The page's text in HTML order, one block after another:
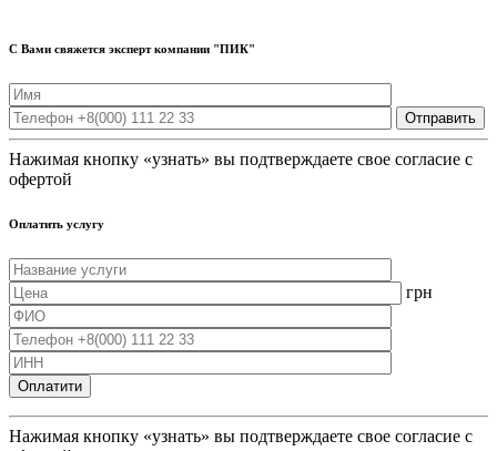
С Вами свяжется эксперт компании "ПИК"
Нажимая кнопку «узнать» вы подтверждаете свое согласие с
офертой
Оплатить услугу
грн
Нажимая кнопку «узнать» вы подтверждаете свое согласие с